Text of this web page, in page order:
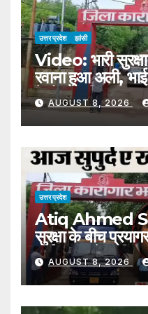
उत्तर प्रदेश झांसी
Video: भारी
रवाना हुआ अली,
में होगा शामिल
AUGUST 8, 2026
उत्तर प्रदेश
Atiq Ahmed
सुरक्षा के बीच
भाई अबान के अंतिम
Atiq Ahmed
Leaves For
Heavy
AUGUST 8, 2026